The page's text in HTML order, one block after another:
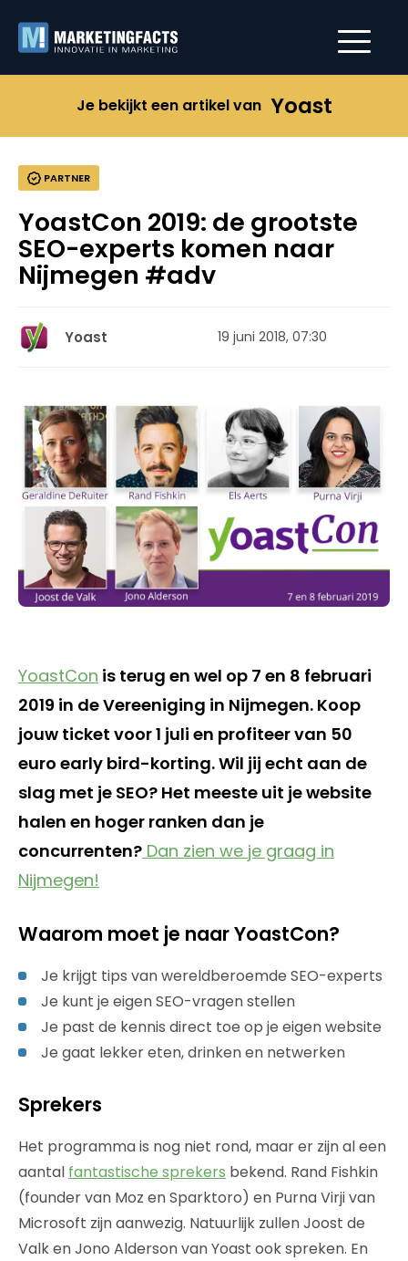
Je bekijkt een artikel van Yoast
PARTNER
YoastCon 2019: de grootste
SEO-experts komen naar
Nijmegen #adv
Yoast 19 juni 2018, 07:30
YoastCon is terug en wel op 7 en 8 februari
2019 in de Vereeniging in Nijmegen. Koop
jouw ticket voor 1 juli en profiteer van 50
euro early bird-korting. Wil jij echt aan de
slag met je SEO? Het meeste uit je website
halen en hoger ranken dan je
concurrenten? Dan zien we je graag in
Nijmegen!
Waarom moet je naar YoastCon?
Je krijgt tips van wereldberoemde SEO-experts
Je kunt je eigen SEO-vragen stellen
Je past de kennis direct toe op je eigen website
Je gaat lekker eten, drinken en netwerken
Sprekers
Het programma is nog niet rond, maar er zijn al een
aantal fantastische sprekers bekend. Rand Fishkin
(founder van Moz en Sparktoro) en Purna Virji van
Microsoft zijn aanwezig. Natuurlijk zullen Joost de
Valk en Jono Alderson van Yoast ook spreken. En